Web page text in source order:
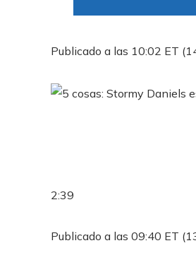
Publicado a las 10:02 ET
2:39
Publicado a las 09:40 ET